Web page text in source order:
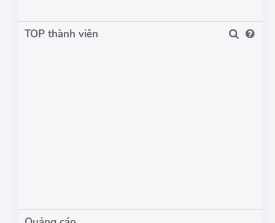
TOP thành viên